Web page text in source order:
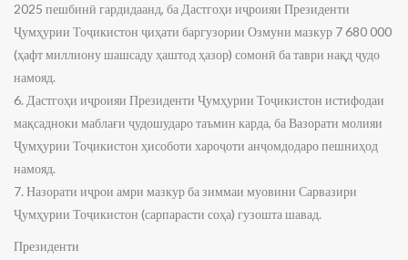
2025 пешбинӣ гардидаанд, ба Дастгоҳи иҷроияи Президенти
Ҷумҳурии Тоҷикистон ҷиҳати баргузории Озмуни мазкур 7 680 000
(ҳафт миллиону шашсаду ҳаштод ҳазор) сомонӣ ба таври нақд ҷудо
намояд.
6. Дастгоҳи иҷроияи Президенти Ҷумҳурии Тоҷикистон истифодаи
мақсадноки маблағи ҷудошударо таъмин карда, ба Вазорати молияи
Ҷумҳурии Тоҷикистон ҳисоботи хароҷоти анҷомдодаро пешниҳод
намояд.
7. Назорати иҷрои амри мазкур ба зиммаи муовини Сарвазири
Ҷумҳурии Тоҷикистон (сарпарасти соҳа) гузошта шавад.
Президенти